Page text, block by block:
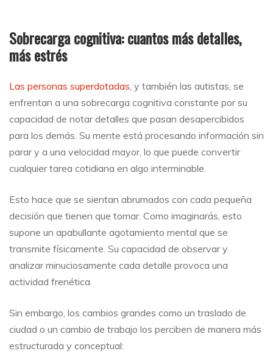
Sobrecarga cognitiva: cuantos más detalles,
más estrés
Las personas superdotadas, y también las autistas, se
enfrentan a una sobrecarga cognitiva constante por su
capacidad de notar detalles que pasan desapercibidos
para los demás. Su mente está procesando información sin
parar y a una velocidad mayor, lo que puede convertir
cualquier tarea cotidiana en algo interminable.
Esto hace que se sientan abrumados con cada pequeña
decisión que tienen que tomar. Como imaginarás, esto
supone un apabullante agotamiento mental que se
transmite físicamente. Su capacidad de observar y
analizar minuciosamente cada detalle provoca una
actividad frenética.
Sin embargo, los cambios grandes como un traslado de
ciudad o un cambio de trabajo los perciben de manera más
estructurada y conceptual: